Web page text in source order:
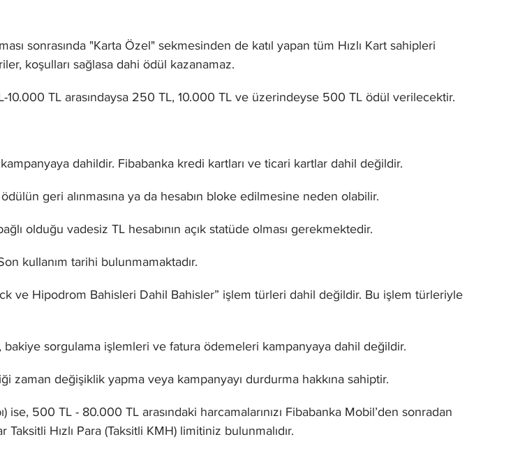
sonrasında "Karta Özel" sekmesinden de katıl yapan tüm Hızlı Kart sahipleri
koşulları sağlasa dahi ödül kazanamaz.
10.000 TL arasındaysa 250 TL, 10.000 TL ve üzerindeyse 500 TL ödül verilecektir.
dahildir. Fibabanka kredi kartları ve ticari kartlar dahil değildir.
geri alınmasına ya da hesabın bloke edilmesine neden olabilir.
olduğu vadesiz TL hesabının açık statüde olması gerekmektedir.
kullanım tarihi bulunmamaktadır.
ve Hipodrom Bahisleri Dahil Bahisler” işlem türleri dahil değildir. Bu işlem türleriyle
sorgulama işlemleri ve fatura ödemeleri kampanyaya dahil değildir.
zaman değişiklik yapma veya kampanyayı durdurma hakkına sahiptir.
ise, 500 TL - 80.000 TL arasındaki harcamalarınızı Fibabanka Mobil’den sonradan
Hızlı Para (Taksitli KMH) limitiniz bulunmalıdır.